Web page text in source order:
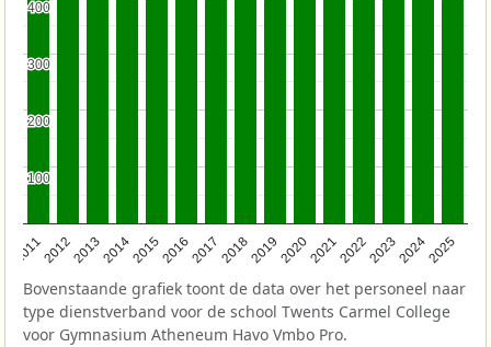
201120122013201420152016201720182019202020212022202320242025
100
100
200
200
300
300
400
400
Bovenstaande grafiek toont de data over het personeel naar
type dienstverband voor de school Twents Carmel College
voor Gymnasium Atheneum Havo Vmbo Pro.